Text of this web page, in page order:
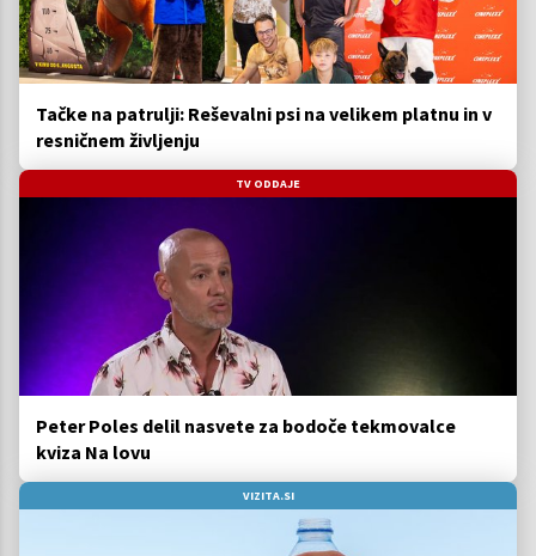
Tačke na patrulji: Reševalni psi na velikem platnu in v
resničnem življenju
TV ODDAJE
Peter Poles delil nasvete za bodoče tekmovalce
kviza Na lovu
VIZITA.SI